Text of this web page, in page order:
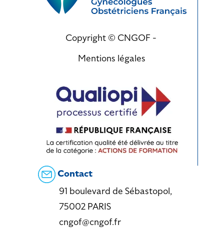
Copyright © CNGOF -
Mentions légales
Contact
91 boulevard de Sébastopol,
75002 PARIS
cngof@cngof.fr